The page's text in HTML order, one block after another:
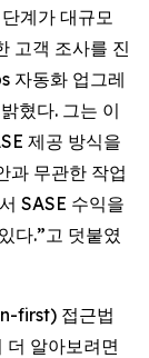
계가 대규모
고객 조사를 진
자동화 업그레
혔다. 그는 이
제공 방식을
과 무관한 작업
SASE 수익을
다.”고 덧붙였
first) 접근법
더 알아보려면